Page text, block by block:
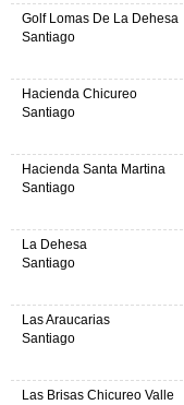
Golf Lomas De La Dehesa
Santiago
Hacienda Chicureo
Santiago
Hacienda Santa Martina
Santiago
La Dehesa
Santiago
Las Araucarias
Santiago
Las Brisas Chicureo Valle